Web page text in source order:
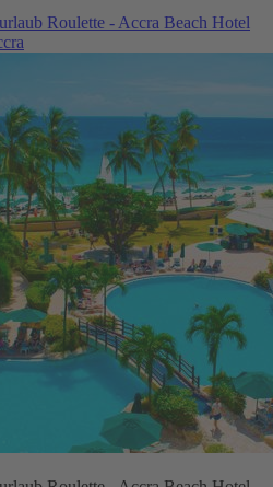
Roulette - Accra Beach Hotel